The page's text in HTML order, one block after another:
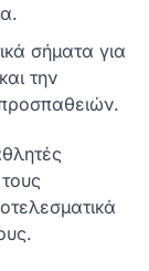
σήματα για
την